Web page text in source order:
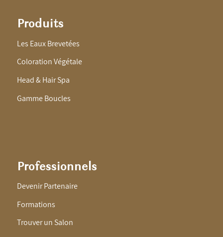
Produits
Les Eaux Brevetées
Coloration Végétale
Head & Hair Spa
Gamme Boucles
Professionnels
Devenir Partenaire
Formations
Trouver un Salon